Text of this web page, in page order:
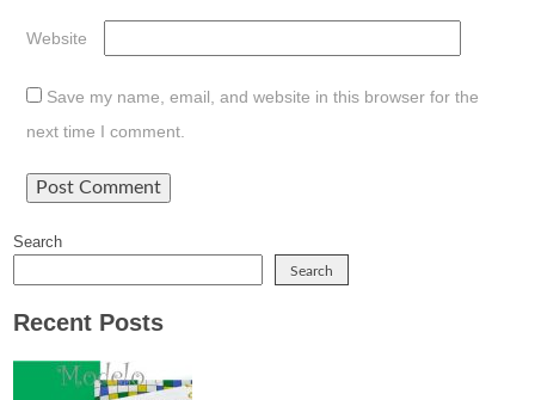
Website
Save my name, email, and website in this browser for the
next time I comment.
Search
Search
Recent Posts